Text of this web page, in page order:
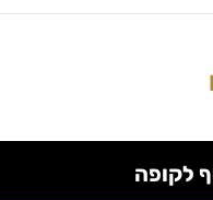
לקופה